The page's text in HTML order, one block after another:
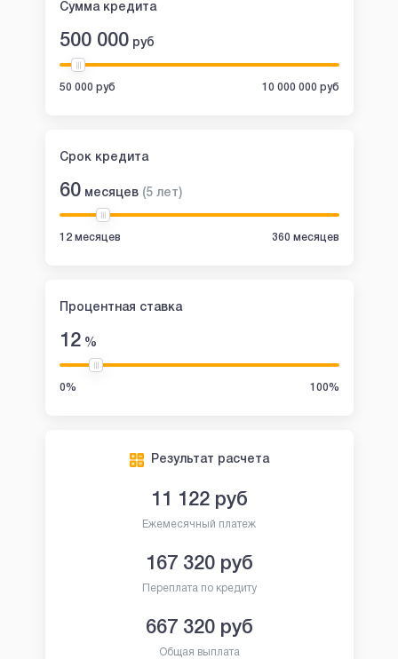
Сумма кредита
500 000 руб
50 000 руб 10 000 000 руб
Срок кредита
60 месяцев (5 лет)
12 месяцев 360 месяцев
Процентная ставка
12%
0% 100%
Результат расчета
11 122руб
Ежемесячный платеж
167 320руб
Переплата по кредиту
667 320руб
Общая выплата